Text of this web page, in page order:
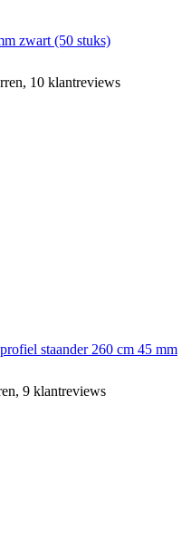
zwart (50 stuks)
10 klantreviews
staander 260 cm 45 mm
9 klantreviews